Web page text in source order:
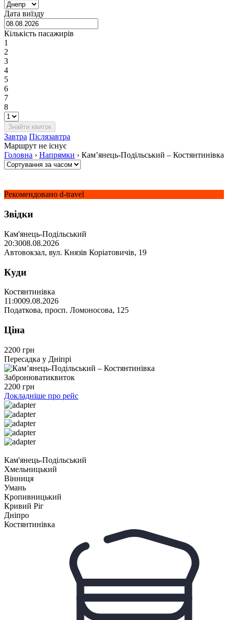
Дата виїзду
Кількість пасажирів
1
2
3
4
5
6
7
8
Завтра Післязавтра
Маршрут не існує
Головна › Напрямки › Кам’янець-Подільський – Костянтинівка
Рекомендовано d-travel
Звідки
Кам'янець-Подільський
20:3008.08.2026
Автовокзал, вул. Князів Коріатовичів, 19
Куди
Костянтинівка
11:0009.08.2026
Податкова, просп. Ломоносова, 125
Ціна
2200 грн
Пересадка у Дніпрі
Забронюватиквиток
2200 грн
Докладніше про рейс
Кам'янець-Подільський
Хмельницький
Вінниця
Умань
Кропивницький
Кривий Ріг
Дніпро
Костянтинівка